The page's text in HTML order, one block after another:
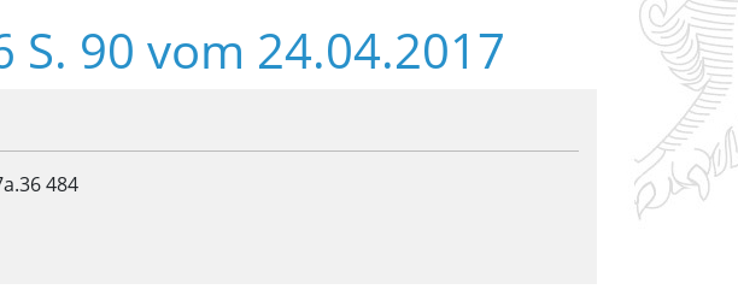
90 vom 24.04.2017
484